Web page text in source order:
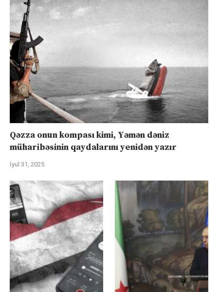
Qəzza onun kompası kimi, Yəmən dəniz
müharibəsinin qaydalarını yenidən yazır
İyul 31, 2025